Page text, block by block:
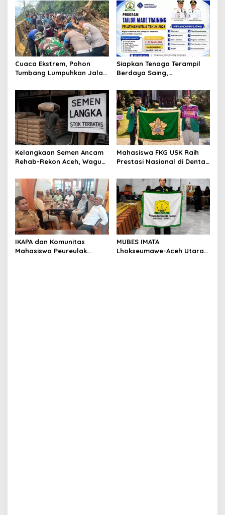
Cuaca Ekstrem, Pohon
Tumbang Lumpuhkan Jalan
Blangpidie
Siapkan Tenaga Terampil
Berdaya Saing,
Tamiang Buka Pelatihan
Kerja 2026
Kelangkaan Semen Ancam
Rehab-Rekon Aceh, Wagub
Mahasiswa FKG USK Raih
Prestasi Nasional di Dental
IKAPA dan Komunitas
Mahasiswa Peureulak
MUBES IMATA
Lhokseumawe-Aceh Utara